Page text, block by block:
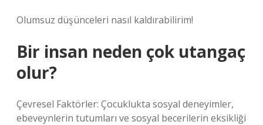
Olumsuz düşünceleri nasıl kaldırabilirim!
Bir insan neden çok utangaç
olur?
Çevresel Faktörler: Çocuklukta sosyal deneyimler,
ebeveynlerin tutumları ve sosyal becerilerin eksikliği